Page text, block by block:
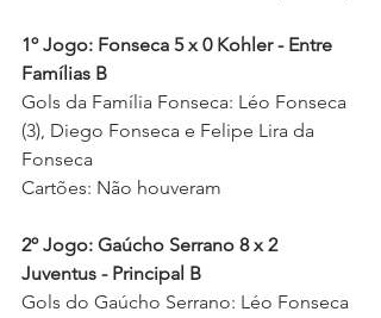
1º Jogo: Fonseca 5 x 0 Kohler - Entre
Famílias B
Gols da Família Fonseca: Léo Fonseca
(3), Diego Fonseca e Felipe Lira da
Fonseca
Cartões: Não houveram
2º Jogo: Gaúcho Serrano 8 x 2
Juventus - Principal B
Gols do Gaúcho Serrano: Léo Fonseca